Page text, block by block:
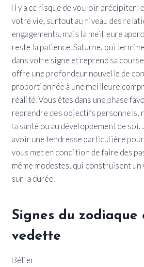
Il y a ce risque de vouloir précipiter
votre vie, surtout au niveau des
engagements, mais la meilleure
reste la patience. Saturne, qui
dans votre signe et reprend sa
offre une profondeur nouvelle de
proportionnée à une meilleure
réalité. Vous êtes dans une phase
reprendre des objectifs personnels,
la santé ou au développement de soi.
avoir une tendresse particulière pour
vous met en condition de faire des
même modestes, qui construisent un
sur la durée.
Signes du zodiaque
vedette
Bélier